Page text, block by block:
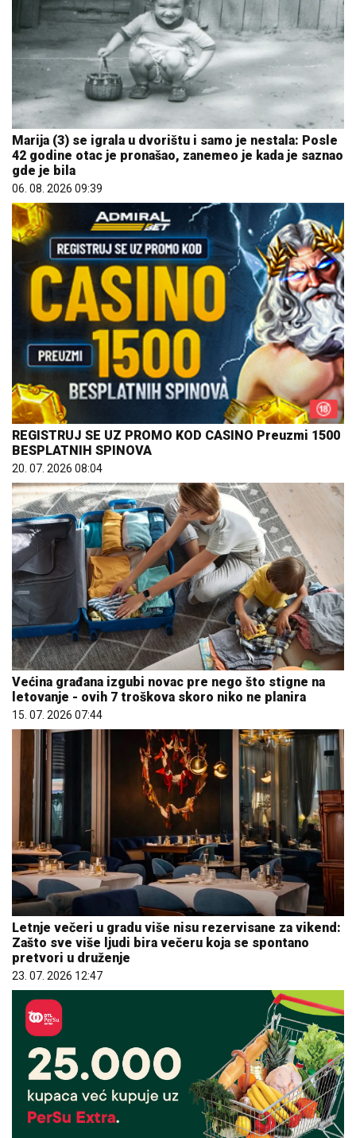
Marija (3) se igrala u dvorištu i samo je nestala: Posle
42 godine otac je pronašao, zanemeo je kada je saznao
gde je bila
06. 08. 2026 09:39
REGISTRUJ SE UZ PROMO KOD CASINO Preuzmi 1500
BESPLATNIH SPINOVA
20. 07. 2026 08:04
Većina građana izgubi novac pre nego što stigne na
letovanje - ovih 7 troškova skoro niko ne planira
15. 07. 2026 07:44
Letnje večeri u gradu više nisu rezervisane za vikend:
Zašto sve više ljudi bira večeru koja se spontano
pretvori u druženje
23. 07. 2026 12:47